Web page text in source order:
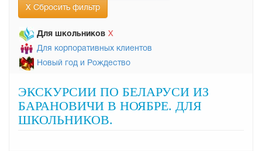
Х Сбросить фильтр
Для школьников Х
Для корпоративных клиентов
Новый год и Рождество
ЭКСКУРСИИ ПО БЕЛАРУСИ ИЗ
БАРАНОВИЧИ В НОЯБРЕ. ДЛЯ
ШКОЛЬНИКОВ.